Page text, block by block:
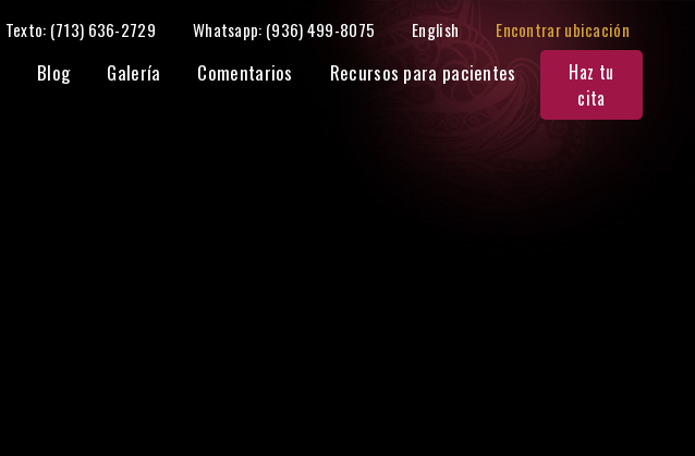
Texto: (713) 636-2729 Whatsapp: (936) 499-8075 English Encontrar ubicación
Blog Galería Comentarios Recursos para pacientes
Haz tu
cita